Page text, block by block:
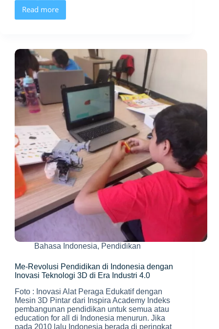
Read more
Melampaui
Batasan
3D
Printer
untuk
Bahasa Indonesia, Pendidikan
Me-Revolusi Pendidikan di Indonesia dengan
Inovasi Teknologi 3D di Era Industri 4.0
Foto : Inovasi Alat Peraga Edukatif dengan
Mesin 3D Pintar dari Inspira Academy Indeks
pembangunan pendidikan untuk semua atau
education for all di Indonesia menurun. Jika
pada 2010 lalu Indonesia berada di peringkat